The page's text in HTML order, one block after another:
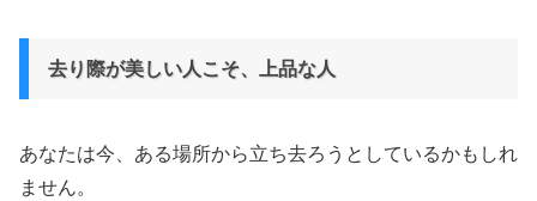
去り際が美しい人こそ、上品な人
あなたは今、ある場所から立ち去ろうとしているかもしれ
ません。